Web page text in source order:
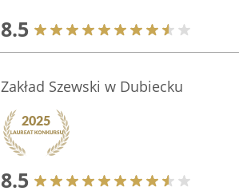
8.5
Zakład Szewski w Dubiecku
8.5